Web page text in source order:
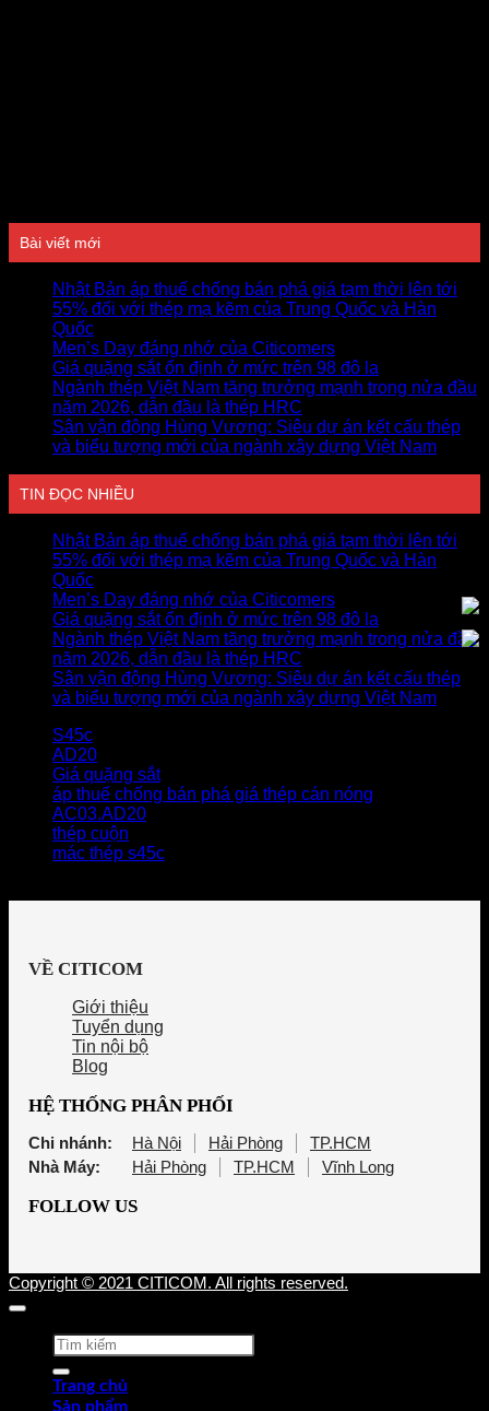
Bài viết mới
Nhật Bản áp thuế chống bán phá giá tạm thời lên tới
55% đối với thép mạ kẽm của Trung Quốc và Hàn
Quốc
Men’s Day đáng nhớ của Citicomers
Giá quặng sắt ổn định ở mức trên 98 đô la
Ngành thép Việt Nam tăng trưởng mạnh trong nửa đầu
năm 2026, dẫn đầu là thép HRC
Sân vận động Hùng Vương: Siêu dự án kết cấu thép
và biểu tượng mới của ngành xây dựng Việt Nam
TIN ĐỌC NHIỀU
Nhật Bản áp thuế chống bán phá giá tạm thời lên tới
55% đối với thép mạ kẽm của Trung Quốc và Hàn
Quốc
Men’s Day đáng nhớ của Citicomers
Giá quặng sắt ổn định ở mức trên 98 đô la
Ngành thép Việt Nam tăng trưởng mạnh trong nửa đầu
năm 2026, dẫn đầu là thép HRC
Sân vận động Hùng Vương: Siêu dự án kết cấu thép
và biểu tượng mới của ngành xây dựng Việt Nam
S45c
AD20
Giá quặng sắt
áp thuế chống bán phá giá thép cán nóng
AC03.AD20
thép cuộn
mác thép s45c
VỀ CITICOM
Giới thiệu
Tuyển dụng
Tin nội bộ
Blog
HỆ THỐNG PHÂN PHỐI
Chi nhánh: Hà Nội Hải Phòng
TP.HCM
Nhà Máy:
Hải Phòng TP.HCM Vĩnh Long
FOLLOW US
Copyright © 2021 CITICOM. All rights reserved.
Tìm
kiếm:
Trang chủ
Sản phẩm